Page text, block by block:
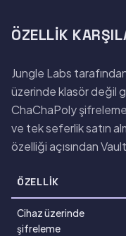
ÖZELLIK
Jungle Labs
üzerinde klasör değil
ChaChaPoly
ve tek seferlik satın
özelliği açısından
ÖZELLIK
Cihaz üzerinde
şifreleme